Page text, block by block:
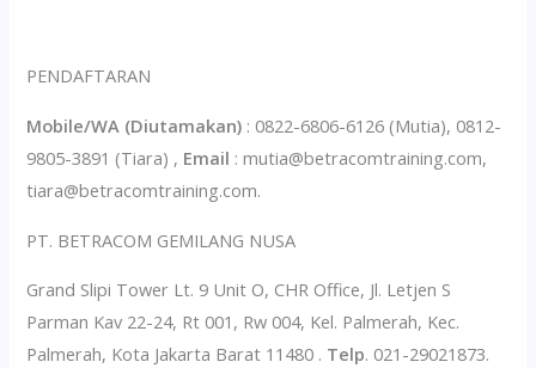
PENDAFTARAN
Mobile/WA (Diutamakan) : 0822-6806-6126 (Mutia), 0812-
9805-3891 (Tiara) , Email : mutia@betracomtraining.com,
tiara@betracomtraining.com.
PT. BETRACOM GEMILANG NUSA
Grand Slipi Tower Lt. 9 Unit O, CHR Office, Jl. Letjen S
Parman Kav 22-24, Rt 001, Rw 004, Kel. Palmerah, Kec.
Palmerah, Kota Jakarta Barat 11480 . Telp. 021-29021873.